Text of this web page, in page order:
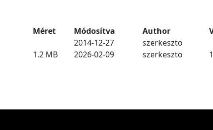
Méret Módosítva Author
2014-12-27
szerkeszto
1.2 MB 2026-02-09 szerkeszto